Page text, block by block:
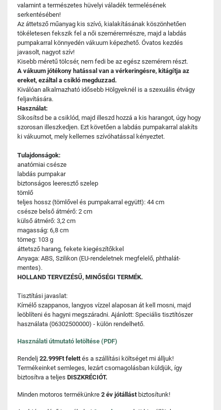
valamint a természetes hüvelyi váladék termelésének
serkentésében!
Az áttetsző műanyag kis szívó, kialakításának köszönhetően
tökéletesen fekszik fel a női szeméremrészre, majd a labdás
pumpakarral könnyedén vákuum képezhető. Óvatos kezdés
javasolt, nagyot szív!
Kisebb méretű tölcsér, nem fedi be az egész szemérem részt.
A vákuum jótékony hatással van a vérkeringésre, kitágítja az
ereket, ezáltal a csikló megduzzad.
Kiválóan alkalmazható idősebb Hölgyeknél is a szexuális étvágy
feljavítására.
Használat:
Síkosítsd be a csiklód, majd illeszd hozzá a kis harangot, úgy hogy
szorosan illeszkedjen. Ezt követően a labdás pumpakarral alakíts
ki vákuumot, mely kellemes szívóhatással kényeztet.
Tulajdonságok:
anatómiai csésze
labdás pumpakar
biztonságos leeresztő szelep
tömlő
teljes hossz (tömlővel és pumpakarral együtt): 44 cm
csésze belső átmérő: 2 cm
külső átmérő: 3,2 cm
magasság: 6,8 cm
tömeg: 103 g
áttetsző harang, fekete kiegészítőkkel
Anyaga: ABS, Szilikon (EU-rendeletnek megfelelő, phthalát-
mentes).
HOLLAND TERVEZÉSŰ, MINŐSÉGI TERMÉK.
Tisztítási javaslat:
Kímélő szappanos, langyos vízzel alaposan át kell mosni, majd
leöblíteni és hagyni megszáradni. Ajánlott: Speciális tisztítószer
használata (06302500000) - külön rendelhető.
Használati útmutató letöltése (PDF)
Rendelj 22.999Ft felettés a szállítási költséget mi álljuk!
Termékeinket semleges, lezárt csomagolásban küldjük, így
biztosítva a teljes DISZKRÉCIÓT.
Minden motoros termékünkre 2 év jótállást biztosítunk!